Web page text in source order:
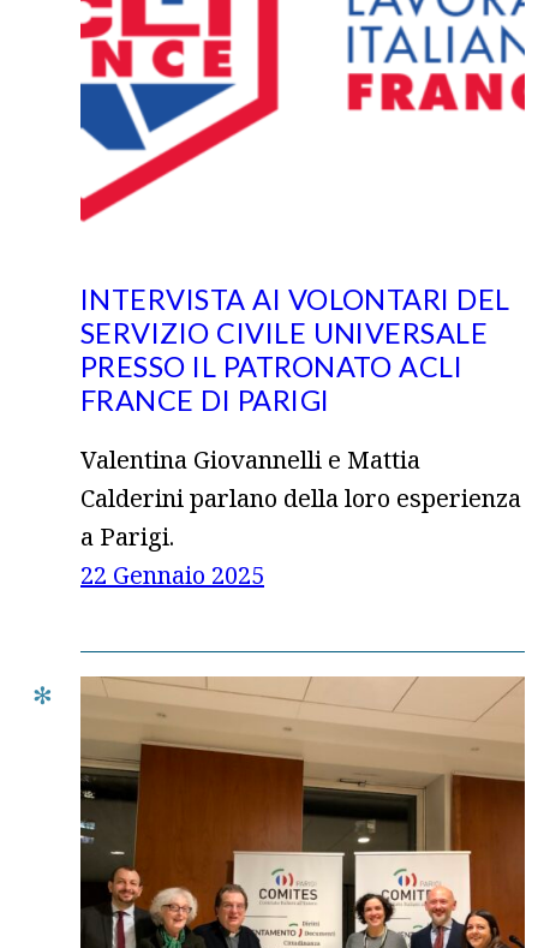
INTERVISTA AI VOLONTARI DEL
SERVIZIO CIVILE UNIVERSALE
PRESSO IL PATRONATO ACLI
FRANCE DI PARIGI
Valentina Giovannelli e Mattia
Calderini parlano della loro esperienza
a Parigi.
22 Gennaio 2025